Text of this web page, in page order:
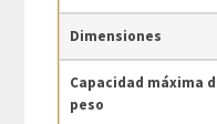
Dimensiones
Capacidad máxima
peso